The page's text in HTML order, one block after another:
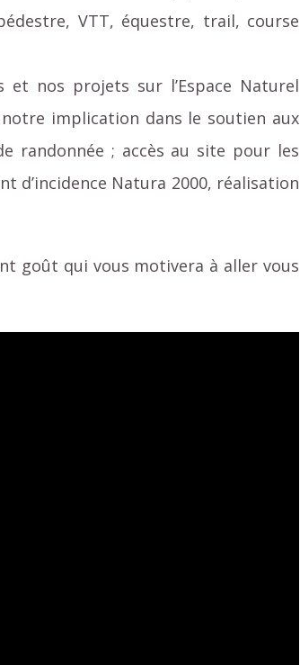
VTT, équestre, trail, course
nos projets sur l’Espace Naturel
implication dans le soutien aux
randonnée ; accès au site pour les
d’incidence Natura 2000, réalisation
goût qui vous motivera à aller vous